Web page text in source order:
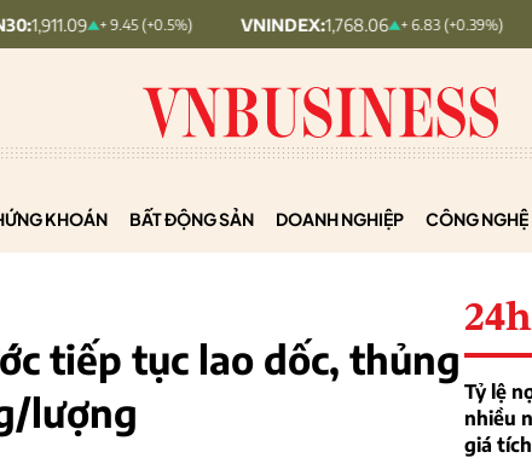
+ 9.45 (+0.5%) VNINDEX: 1,768.06 + 6.83 (+0.39%) HNX30:
KHOÁN BẤT ĐỘNG SẢN DOANH NGHIỆP CÔNG NGHỆ
tiếp tục lao dốc, thủng
lượng
24h
Tỷ lệ
nhiều
giá